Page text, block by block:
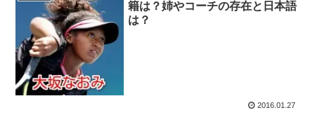
籍は？姉やコーチの存在と日本語
は？
2016.01.27